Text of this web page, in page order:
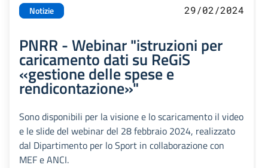
Notizie 29/02/2024
PNRR - Webinar "istruzioni per
caricamento dati su ReGiS
«gestione delle spese e
rendicontazione»"
Sono disponibili per la visione e lo scaricamento il video
e le slide del webinar del 28 febbraio 2024, realizzato
dal Dipartimento per lo Sport in collaborazione con
MEF e ANCI.